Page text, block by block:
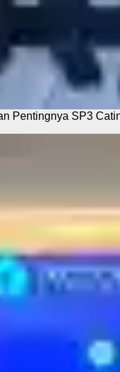
Pentingnya SP3